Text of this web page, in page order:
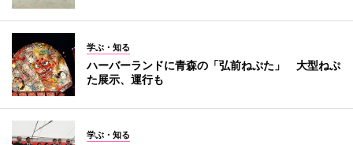
学ぶ・知る
ハーバーランドに青森の「弘前ねぷた」 大型ねぷ
た展示、運行も
学ぶ・知る